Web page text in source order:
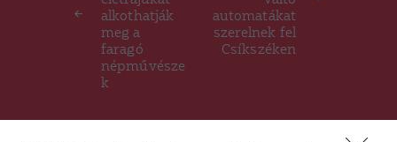
alkothatják
meg a
faragó
népművésze
k
automatákat
szerelnek fel
Csíkszéken